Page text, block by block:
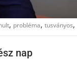
, probléma, tusványos,
nap